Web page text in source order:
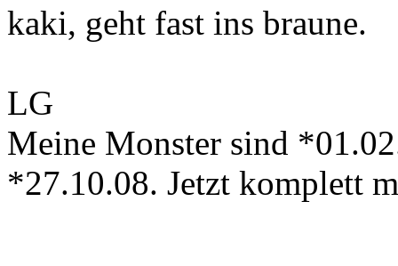
kaki, geht fast ins braune.
LG
Meine Monster sind
*27.10.08. Jetzt komplett